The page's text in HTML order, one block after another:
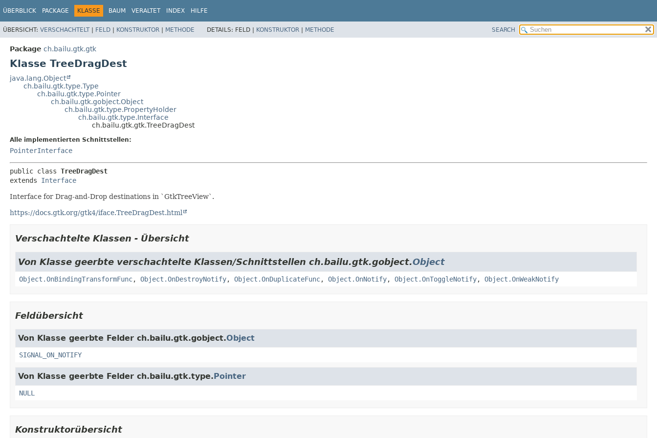
ÜBERBLICK PACKAGE KLASSE BAUM VERALTET INDEX HILFE
ÜBERSICHT: VERSCHACHTELT| FELD | KONSTRUKTOR | METHODE DETAILS: FELD | KONSTRUKTOR | METHODE SEARCH
Package ch.bailu.gtk.gtk
Klasse TreeDragDest
java.lang.Object
ch.bailu.gtk.type.Type
ch.bailu.gtk.type.Pointer
ch.bailu.gtk.gobject.Object
ch.bailu.gtk.type.PropertyHolder
ch.bailu.gtk.type.Interface
ch.bailu.gtk.gtk.TreeDragDest
Alle implementierten Schnittstellen:
PointerInterface
public class TreeDragDest
extends Interface
Interface for Drag-and-Drop destinations in `GtkTreeView`.
https://docs.gtk.org/gtk4/iface.TreeDragDest.html
Verschachtelte Klassen - Übersicht
Von Klasse geerbte verschachtelte Klassen/Schnittstellen ch.bailu.gtk.gobject.Object
Object.OnBindingTransformFunc, Object.OnDestroyNotify, Object.OnDuplicateFunc, Object.OnNotify, Object.OnToggleNotify, Object.OnWeakNotify
Feldübersicht
Von Klasse geerbte Felder ch.bailu.gtk.gobject.Object
SIGNAL_ON_NOTIFY
Von Klasse geerbte Felder ch.bailu.gtk.type.Pointer
NULL
Konstruktorübersicht